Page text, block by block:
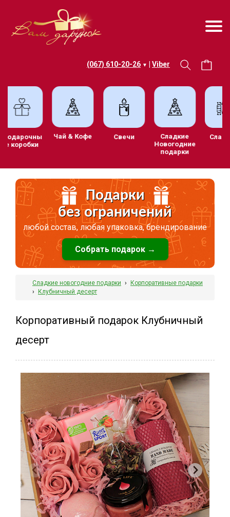
(067) 610-20-26 ▼ Viber
Подарочны
е коробки
Чай & Кофе Свечи
Сладкие
Новогодние
подарки
Подарки
без ограничений
любой состав, любая упаковка, брендирование
Собрать подарок →
Сладкие новогодние подарки › Корпоративные подарки
› Клубничный десерт
Корпоративный подарок Клубничный
десерт